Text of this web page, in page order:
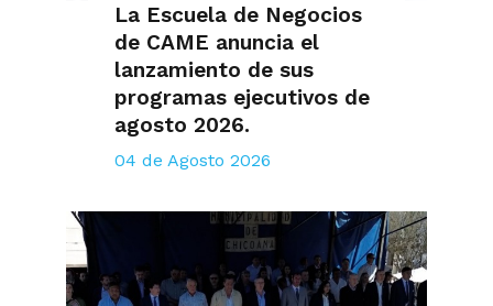
La Escuela de Negocios
de CAME anuncia el
lanzamiento de sus
programas ejecutivos de
agosto 2026.
04 de Agosto 2026